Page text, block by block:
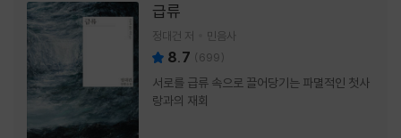
급류
정대건 저 민음사
8.7 (699)
서로를 급류 속으로 끌어당기는 파멸적인 첫사
랑과의 재회